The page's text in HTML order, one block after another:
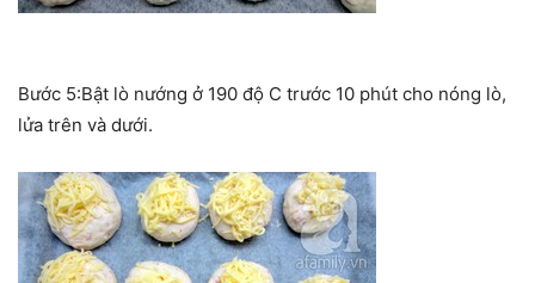
Bước 5:Bật lò nướng ở 190 độ C trước 10 phút cho nóng lò,
lửa trên và dưới.